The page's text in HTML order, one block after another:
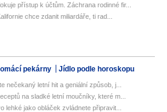
přístup k účtům. Záchrana rodinné fir...
chce zdanit miliardáře, ti rad...
pekárny Jídlo podle horoskopu
nečekaný letní hit a geniální způsob, j...
na sladké letní moučníky, které m...
lehké jako obláček zvládnete připravit...